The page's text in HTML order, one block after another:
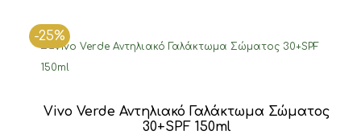
-25%
Vivo Verde Αντηλιακό Γαλάκτωμα Σώματος
30+SPF 150ml